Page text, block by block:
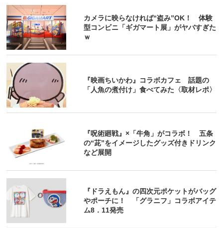
カメラに映らなければ“盗み”OK！ 体験
型コンビニ「ギガマート展」がヤバすぎた
ｗ
『映画ちいかわ』コラボカフェ 話題の
「人魚の煮付け」食べてみた〈取材レポ〉
『呪術廻戦』×「牛角」がコラボ！ 五条
の“茈”をイメージしたグッズ付きドリンク
など展開
『ドラえもん』の四次元ポケットがバッグ
やポーチに！ 「グラニフ」コラボアイテ
ム8．11発売